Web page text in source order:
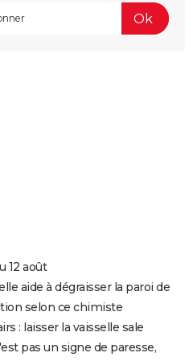
12 août
aide à dégraisser la paroi de
selon ce chimiste
: laisser la vaisselle sale
pas un signe de paresse,